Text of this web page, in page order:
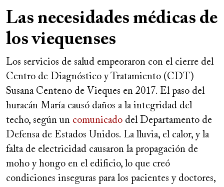
Las necesidades médicas de
los viequenses
Los servicios de salud empeoraron con el cierre del
Centro de Diagnóstico y Tratamiento (CDT)
Susana Centeno de Vieques en 2017. El paso del
huracán María causó daños a la integridad del
techo, según un comunicado del Departamento de
Defensa de Estados Unidos. La lluvia, el calor, y la
falta de electricidad causaron la propagación de
moho y hongo en el edificio, lo que creó
condiciones inseguras para los pacientes y doctores,